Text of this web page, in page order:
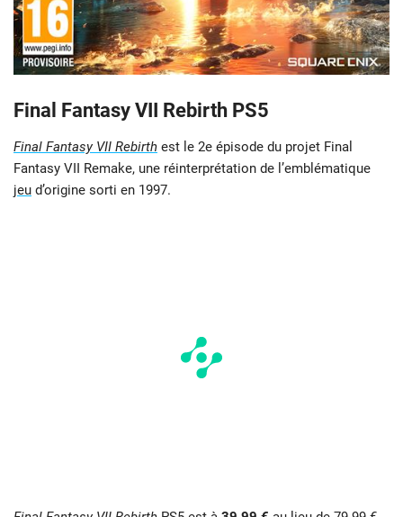
Final Fantasy VII Rebirth PS5
Final Fantasy VII Rebirth est le 2e épisode du projet Final
Fantasy VII Remake, une réinterprétation de l’emblématique
jeu d’origine sorti en 1997.